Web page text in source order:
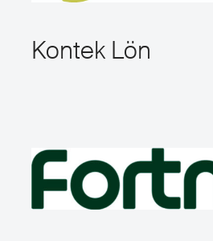
Kontek Lön